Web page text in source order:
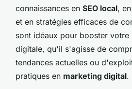
connaissances en SEO local, en
et en stratégies efficaces de
sont idéaux pour booster votre
digitale, qu'il s'agisse de
tendances actuelles ou
pratiques en marketing digital.